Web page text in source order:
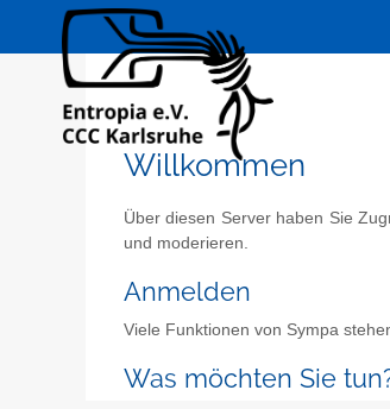
Willkommen
Über diesen Server haben Sie
und moderieren.
Anmelden
Viele Funktionen von Sympa
Was möchten Sie